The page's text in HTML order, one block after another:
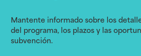
Mantente informado sobre los
del programa, los plazos y las
subvención.